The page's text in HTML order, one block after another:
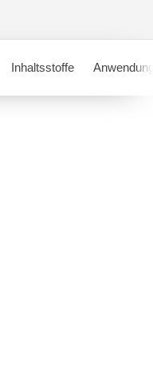
Inhaltsstoffe